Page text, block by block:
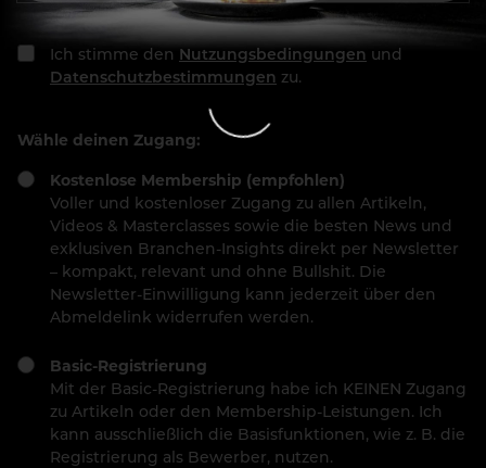
Ich stimme den Nutzungsbedingungen und
Datenschutzbestimmungen zu.
Wähle deinen Zugang:
Kostenlose Membership (empfohlen)
Voller und kostenloser Zugang zu allen Artikeln,
Videos & Masterclasses sowie die besten News und
exklusiven Branchen-Insights direkt per Newsletter
– kompakt, relevant und ohne Bullshit. Die
Newsletter-Einwilligung kann jederzeit über den
Abmeldelink widerrufen werden.
Basic-Registrierung
Mit der Basic-Registrierung habe ich KEINEN Zugang
zu Artikeln oder den Membership-Leistungen. Ich
kann ausschließlich die Basisfunktionen, wie z. B. die
Registrierung als Bewerber, nutzen.